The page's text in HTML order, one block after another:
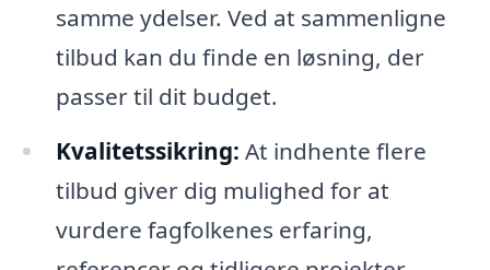
samme ydelser. Ved at sammenligne
tilbud kan du finde en løsning, der
passer til dit budget.
Kvalitetssikring: At indhente flere
tilbud giver dig mulighed for at
vurdere fagfolkenes erfaring,